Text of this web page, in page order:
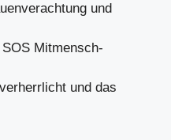
und
Mitmensch-
und das